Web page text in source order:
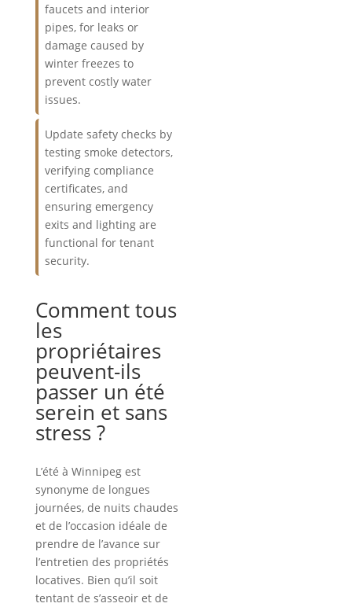
faucets and interior
pipes, for leaks or
damage caused by
winter freezes to
prevent costly water
issues.
Update safety checks by
testing smoke detectors,
verifying compliance
certificates, and
ensuring emergency
exits and lighting are
functional for tenant
security.
Comment tous
les
propriétaires
peuvent-ils
passer un été
serein et sans
stress ?
L’été à Winnipeg est
synonyme de longues
journées, de nuits chaudes
et de l’occasion idéale de
prendre de l’avance sur
l’entretien des propriétés
locatives. Bien qu’il soit
tentant de s’asseoir et de